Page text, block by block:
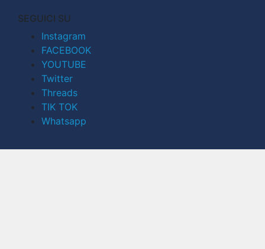
SEGUICI SU
Instagram
FACEBOOK
YOUTUBE
Twitter
Threads
TIK TOK
Whatsapp